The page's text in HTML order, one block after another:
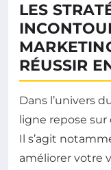
LES
RÉUSSIR
Dans l’univers
ligne repose
Il s’agit
améliorer votre